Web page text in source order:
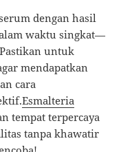
dengan hasil
waktu singkat—
untuk
mendapatkan
cara
Esmalteria
tempat terpercaya
tanpa khawatir